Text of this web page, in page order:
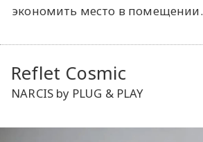
экономить место в помещении.
Reflet Cosmic
NARCIS by PLUG & PLAY